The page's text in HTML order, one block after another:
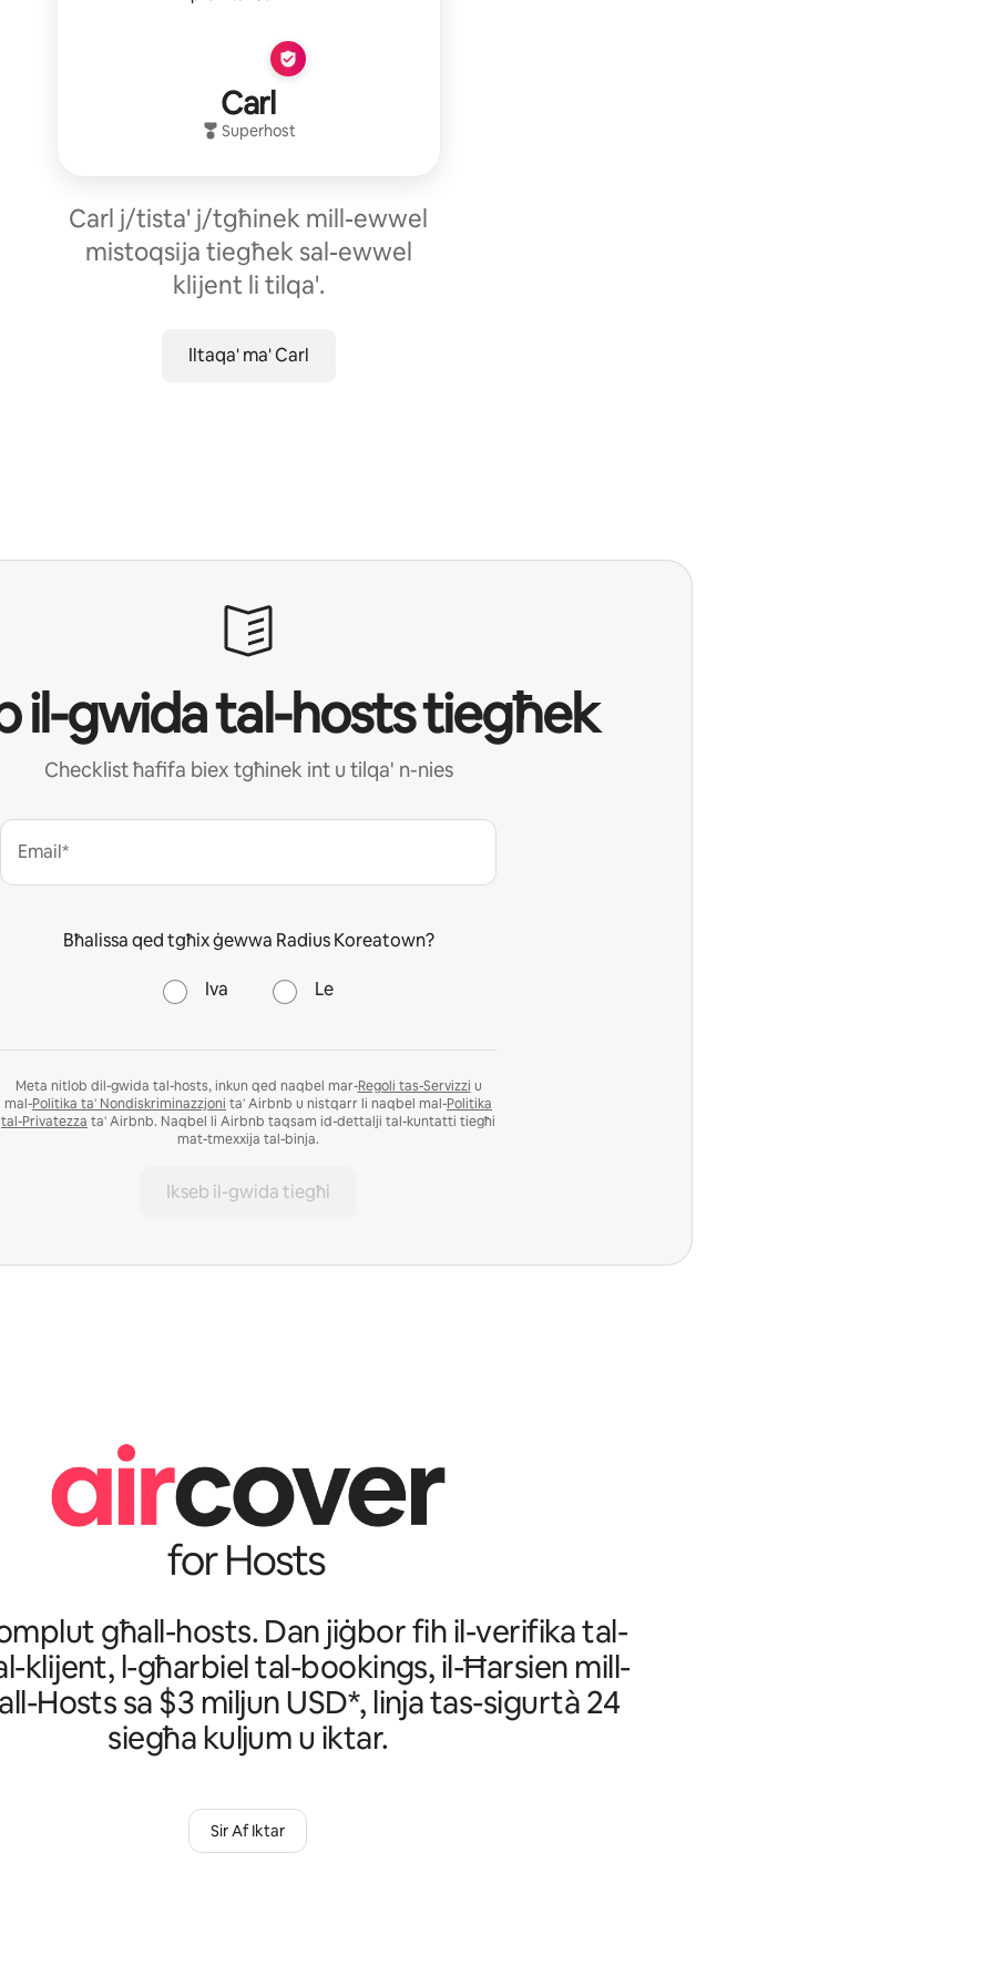
Carl
Superhost
Carl j/tista' j/tgħinek mill-ewwel
mistoqsija tiegħek sal-ewwel
klijent li tilqa'.
Iltaqa' ma' Carl
il-gwida tal-hosts tiegħek
Checklist ħafifa biex tgħinek int u tilqa' n-nies
Email*
Bħalissa qed tgħix ġewwa Radius Koreatown?
Iva Le
Meta nitlob dil-gwida tal-hosts, inkun qed naqbel mar-Regoli tas-Servizzi u
mal-Politika ta' Nondiskriminazzjoni ta' Airbnb u nistqarr li naqbel mal-Politika
tal-Privatezza ta' Airbnb. Naqbel li Airbnb taqsam id-dettalji tal-kuntatti tiegħi
mat-tmexxija tal-binja.
Ikseb il-gwida tiegħi
għall-hosts. Dan jiġbor fih il-verifika tal-
klijent, l-għarbiel tal-bookings, il-Ħarsien mill-
Hosts sa $3 miljun USD*, linja tas-sigurtà 24
siegħa kuljum u iktar.
Sir Af Iktar